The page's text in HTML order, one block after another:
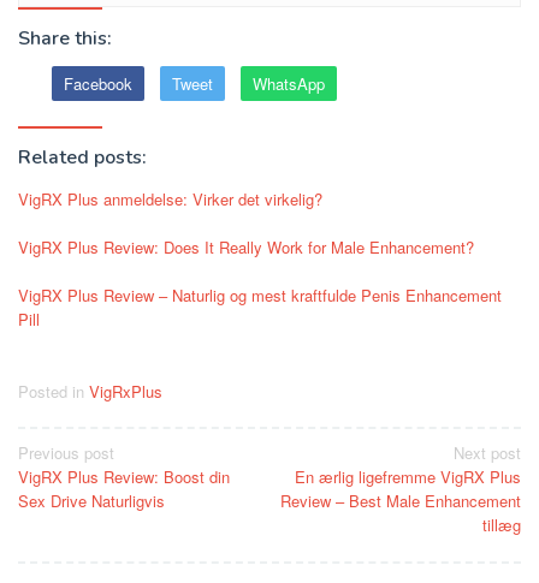
Share this:
Facebook Tweet WhatsApp
Related posts:
VigRX Plus anmeldelse: Virker det virkelig?
VigRX Plus Review: Does It Really Work for Male Enhancement?
VigRX Plus Review – Naturlig og mest kraftfulde Penis Enhancement
Pill
Posted in VigRxPlus
Post
navigation
Previous post
VigRX Plus Review: Boost din
Sex Drive Naturligvis
Next post
En ærlig ligefremme VigRX Plus
Review – Best Male Enhancement
tillæg